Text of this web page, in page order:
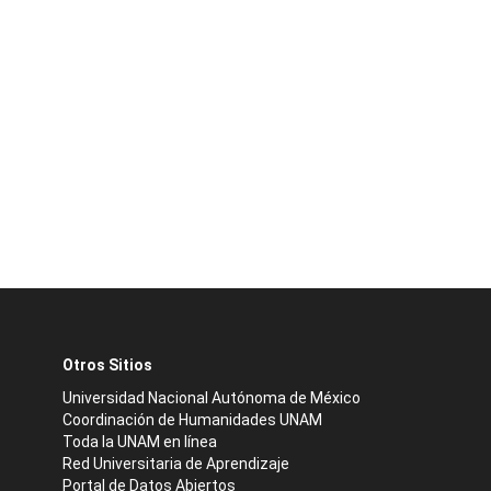
Otros Sitios
Universidad Nacional Autónoma de México
Coordinación de Humanidades UNAM
Toda la UNAM en línea
Red Universitaria de Aprendizaje
Portal de Datos Abiertos